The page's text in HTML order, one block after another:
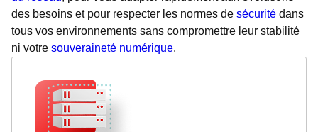
des besoins et pour respecter les normes de sécurité dans
tous vos environnements sans compromettre leur stabilité
ni votre souveraineté numérique.